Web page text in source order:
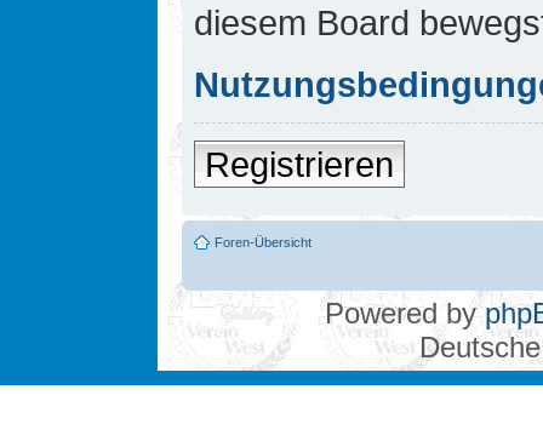
diesem Board
Registrieren
Foren-Übersicht
Powered by